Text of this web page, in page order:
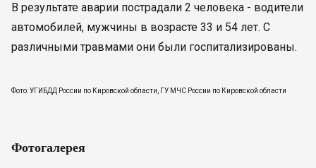
В результате аварии пострадали 2 человека - водители
автомобилей, мужчины в возрасте 33 и 54 лет. С
различными травмами они были госпитализированы.
Фото: УГИБДД России по Кировской области, ГУ МЧС России по Кировской области
Фотогалерея